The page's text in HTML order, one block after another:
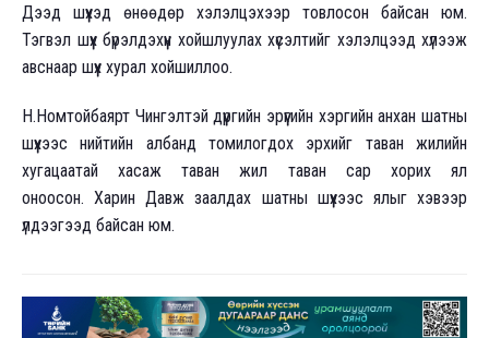
Дээд шүүхэд өнөөдөр хэлэлцэхээр товлосон байсан юм.
Тэгвэл шүүх бүрэлдэхүүн хойшлуулах хүсэлтийг хэлэлцээд хүлээж
авснаар шүүх хурал хойшиллоо.
Н.Номтойбаярт Чингэлтэй дүүргийн эрүүгийн хэргийн анхан шатны
шүүхээс нийтийн албанд томилогдох эрхийг таван жилийн
хугацаатай хасаж таван жил таван сар хорих ял
оноосон. Харин Давж заалдах шатны шүүхээс ялыг хэвээр
үлдээгээд байсан юм.